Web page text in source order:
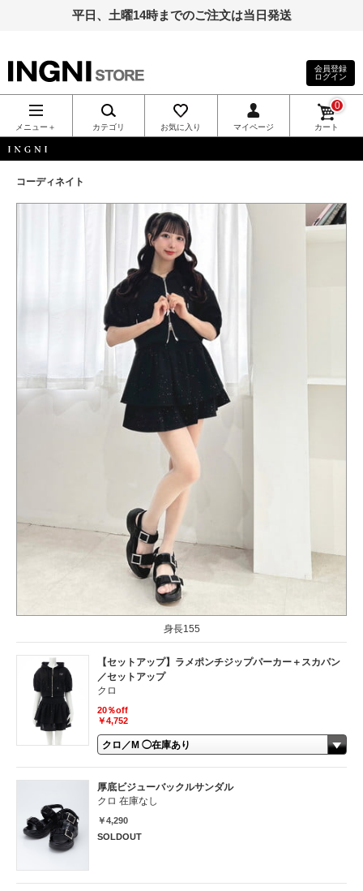
平日、土曜14時までのご注文は当日発送
INGNI（イン
グ）公式通
販｜INGNI
STORE
会員登録
ログイン
メニュー＋ カテゴリ お気に入り マイページ カート
0
コーディネイト
身長155
【セットアップ】ラメポンチジップパーカー＋スカパン
／セットアップ
クロ
20％off
￥4,752
厚底ビジューバックルサンダル
クロ 在庫なし
￥4,290
SOLDOUT